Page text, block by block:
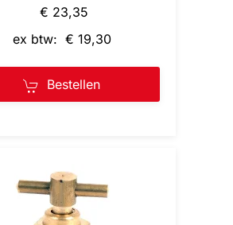
€ 23,35
ex btw: € 19,30
Bestellen